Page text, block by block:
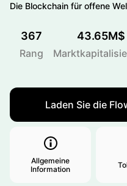
Die Blockchain für offene
367
Rang
43.65M$
Laden Sie die
Allgemeine
Information